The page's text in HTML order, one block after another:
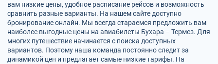
вам низкие цены, удобное расписание рейсов и возможность
сравнить разные варианты. На нашем сайте доступно
бронирование онлайн. Мы всегда стараемся предложить вам
наиболее выгодные цены на авиабилеты Бухара – Термез. Для
многих путешествие начинается с поиска доступных
вариантов. Поэтому наша команда постоянно следит за
динамикой цен и предлагает самые низкие тарифы. На